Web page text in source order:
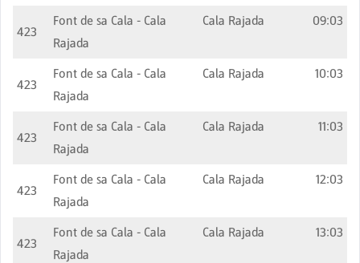
423
Font de sa Cala - Cala
Rajada
Cala Rajada 09:03
423
Font de sa Cala - Cala
Rajada
Cala Rajada 10:03
423
Font de sa Cala - Cala
Rajada
Cala Rajada 11:03
423
Font de sa Cala - Cala
Rajada
Cala Rajada 12:03
423
Font de sa Cala - Cala
Rajada
Cala Rajada 13:03